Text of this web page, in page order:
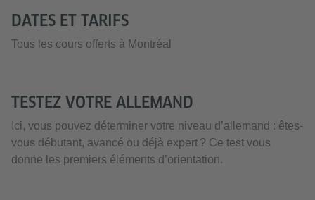
DATES ET TARIFS
Tous les cours offerts à Montréal
TESTEZ VOTRE ALLEMAND
Ici, vous pouvez déterminer votre niveau d’allemand : êtes-
vous débutant, avancé ou déjà expert ? Ce test vous
donne les premiers éléments d’orientation.